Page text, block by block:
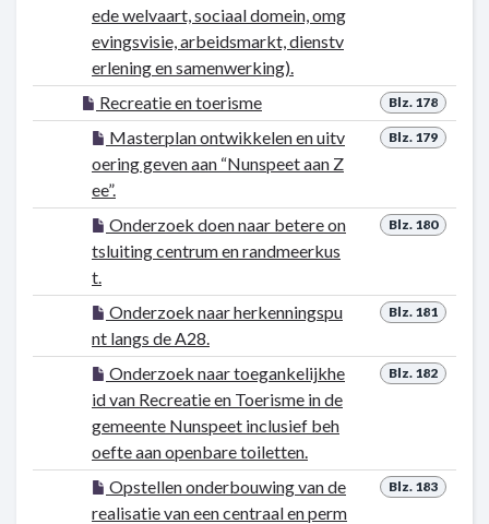
ede welvaart, sociaal domein, omg
evingsvisie, arbeidsmarkt, dienstv
erlening en samenwerking).
Blz. 178
Recreatie en toerisme
Blz. 179
Masterplan ontwikkelen en uitv
oering geven aan “Nunspeet aan Z
ee”.
Blz. 180
Onderzoek doen naar betere on
tsluiting centrum en randmeerkus
t.
Blz. 181
Onderzoek naar herkenningspu
nt langs de A28.
Blz. 182
Onderzoek naar toegankelijkhe
id van Recreatie en Toerisme in de
gemeente Nunspeet inclusief beh
oefte aan openbare toiletten.
Blz. 183
Opstellen onderbouwing van de
realisatie van een centraal en perm